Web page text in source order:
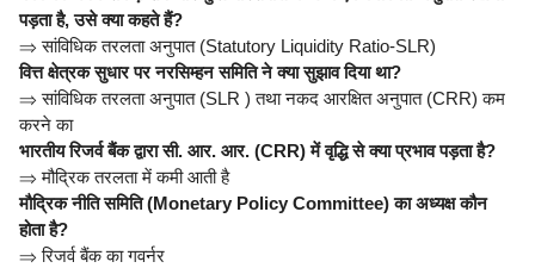
पड़ता है, उसे क्या कहते हैं?
⇒ सांविधिक तरलता अनुपात (Statutory Liquidity Ratio-SLR)
वित्त क्षेत्रक सुधार पर नरसिम्हन समिति ने क्या सुझाव दिया था?
⇒सांविधिक तरलता अनुपात (SLR ) तथा नकद आरक्षित अनुपात (CRR) कम
करने का
भारतीय रिजर्व बैंक द्वारा सी. आर. आर. (CRR) में वृद्धि से क्या प्रभाव पड़ता है?
⇒ मौद्रिक तरलता में कमी आती है
मौद्रिक नीति समिति (Monetary Policy Committee) का अध्यक्ष कौन
होता है?
⇒ रिजर्व बैंक का गवर्नर